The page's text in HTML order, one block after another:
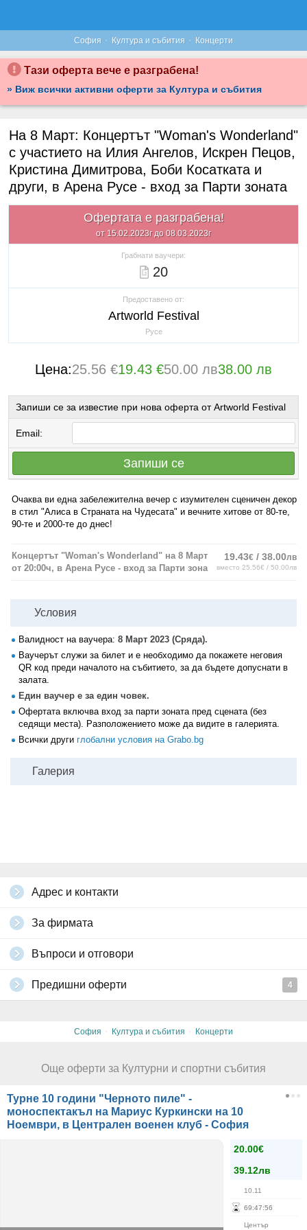
София · Култура и събития · Концерти
Тази оферта вече е разграбена!
» Виж всички активни оферти за Култура и събития
На 8 Март: Концертът "Woman's Wonderland"
с участието на Илия Ангелов, Искрен Пецов,
Кристина Димитрова, Боби Косатката и
други, в Арена Русе - вход за Парти зоната
Офертата е разграбена!
от 15.02.2023г до 08.03.2023г
Грабнати ваучери:
20
Предоставено от:
Artworld Festival
Русе
Цена:25.56 €19.43 €50.00 лв38.00 лв
Запиши се за известие при нова оферта от Artworld Festival
Email:
Запиши се
Очаква ви една забележителна вечер с изумителен сценичен декор
в стил "Алиса в Страната на Чудесата" и вечните хитове от 80-те,
90-те и 2000-те до днес!
Концертът "Woman's Wonderland" на 8 Март
от 20:00ч, в Арена Русе - вход за Парти зона
19.43€ / 38.00лв
вместо 25.56€ / 50.00лв
Условия
Валидност на ваучера: 8 Март 2023 (Сряда).
Ваучерът служи за билет и е необходимо да покажете неговия
QR код преди началото на събитието, за да бъдете допуснати в
залата.
Един ваучер е за един човек.
Офертата включва вход за парти зоната пред сцената (без
седящи места). Разположението може да видите в галерията.
Всички други глобални условия на Grabo.bg
Галерия
Адрес и контакти
За фирмата
Въпроси и отговори
Предишни оферти 4
София · Култура и събития · Концерти
Още оферти за Културни и спортни събития
Турне 10 години "Черното пиле" -
моноспектакъл на Мариус Куркински на 10
Ноември, в Централен военен клуб - София
20.00€
39.12лв
10.11
69:47:56
Център